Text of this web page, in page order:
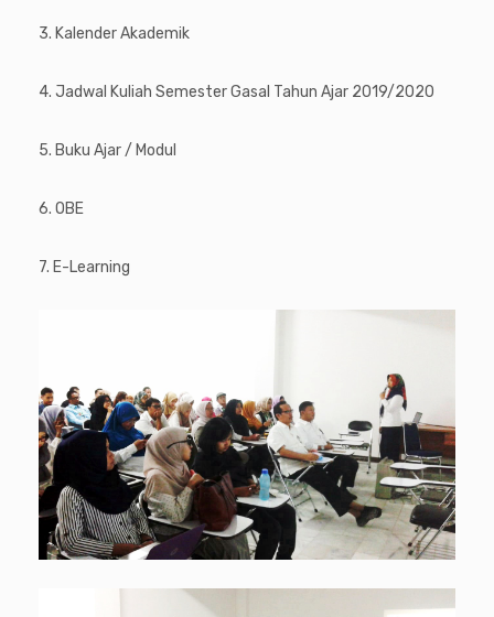
3. Kalender Akademik
4. Jadwal Kuliah Semester Gasal Tahun Ajar 2019/2020
5. Buku Ajar / Modul
6. OBE
7. E-Learning